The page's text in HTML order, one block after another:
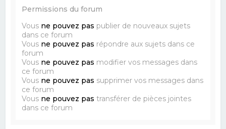
Permissions du forum
Vous ne pouvez pas publier de nouveaux sujets
dans ce forum
Vous ne pouvez pas répondre aux sujets dans ce
forum
Vous ne pouvez pas modifier vos messages dans
ce forum
Vous ne pouvez pas supprimer vos messages dans
ce forum
Vous ne pouvez pas transférer de pièces jointes
dans ce forum